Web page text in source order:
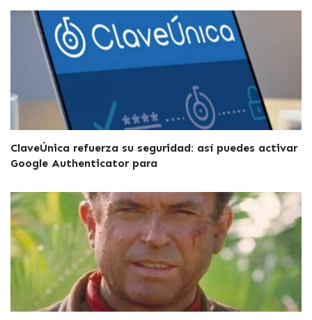
ClaveÚnica refuerza su seguridad: así puedes activar
Google Authenticator para